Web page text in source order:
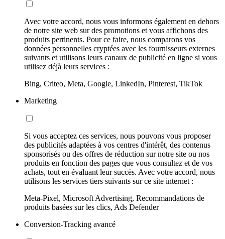
Avec votre accord, nous vous informons également en dehors
de notre site web sur des promotions et vous affichons des
produits pertinents. Pour ce faire, nous comparons vos
données personnelles cryptées avec les fournisseurs externes
suivants et utilisons leurs canaux de publicité en ligne si vous
utilisez déjà leurs services :
Bing, Criteo, Meta, Google, LinkedIn, Pinterest, TikTok
Marketing
Si vous acceptez ces services, nous pouvons vous proposer
des publicités adaptées à vos centres d'intérêt, des contenus
sponsorisés ou des offres de réduction sur notre site ou nos
produits en fonction des pages que vous consultez et de vos
achats, tout en évaluant leur succès. Avec votre accord, nous
utilisons les services tiers suivants sur ce site internet :
Meta-Pixel, Microsoft Advertising, Recommandations de
produits basées sur les clics, Ads Defender
Conversion-Tracking avancé